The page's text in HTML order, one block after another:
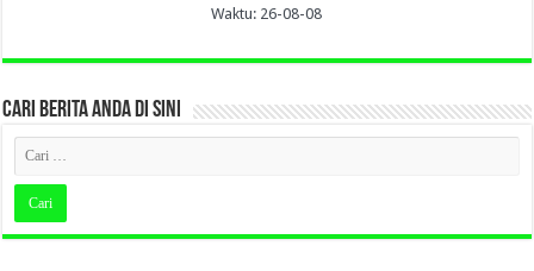
Waktu: 26-08-08
CARI BERITA ANDA DI SINI